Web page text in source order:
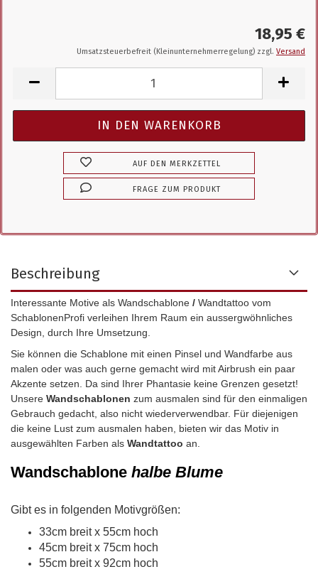
18,95 €
Umsatzsteuerbefreit (Kleinunternehmerregelung) zzgl. Versand
AUF DEN MERKZETTEL
FRAGE ZUM PRODUKT
Beschreibung
Interessante Motive als Wandschablone / Wandtattoo vom
SchablonenProfi verleihen Ihrem Raum ein aussergwöhnliches
Design, durch Ihre Umsetzung.
Sie können die Schablone mit einen Pinsel und Wandfarbe aus
malen oder was auch gerne gemacht wird mit Airbrush ein paar
Akzente setzen. Da sind Ihrer Phantasie keine Grenzen gesetzt!
Unsere Wandschablonen zum ausmalen sind für den einmaligen
Gebrauch gedacht, also nicht wiederverwendbar. Für diejenigen
die keine Lust zum ausmalen haben, bieten wir das Motiv in
ausgewählten Farben als Wandtattoo an.
Wandschablone halbe Blume
Gibt es in folgenden Motivgrößen:
33cm breit x 55cm hoch
45cm breit x 75cm hoch
55cm breit x 92cm hoch